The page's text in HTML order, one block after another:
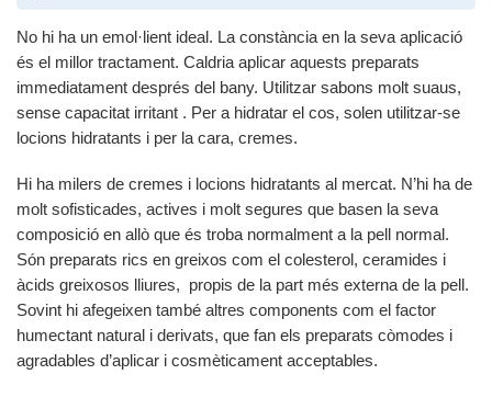
No hi ha un emol·lient ideal. La constància en la seva aplicació
és el millor tractament. Caldria aplicar aquests preparats
immediatament després del bany. Utilitzar sabons molt suaus,
sense capacitat irritant . Per a hidratar el cos, solen utilitzar-se
locions hidratants i per la cara, cremes.
Hi ha milers de cremes i locions hidratants al mercat. N’hi ha de
molt sofisticades, actives i molt segures que basen la seva
composició en allò que és troba normalment a la pell normal.
Són preparats rics en greixos com el colesterol, ceramides i
àcids greixosos lliures, propis de la part més externa de la pell.
Sovint hi afegeixen també altres components com el factor
humectant natural i derivats, que fan els preparats còmodes i
agradables d’aplicar i cosmèticament acceptables.